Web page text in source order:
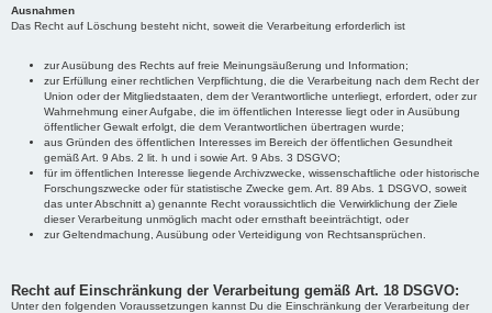
Ausnahmen
Das Recht auf Löschung besteht nicht, soweit die Verarbeitung erforderlich ist
zur Ausübung des Rechts auf freie Meinungsäußerung und Information;
zur Erfüllung einer rechtlichen Verpflichtung, die die Verarbeitung nach dem Recht der
Union oder der Mitgliedstaaten, dem der Verantwortliche unterliegt, erfordert, oder zur
Wahrnehmung einer Aufgabe, die im öffentlichen Interesse liegt oder in Ausübung
öffentlicher Gewalt erfolgt, die dem Verantwortlichen übertragen wurde;
aus Gründen des öffentlichen Interesses im Bereich der öffentlichen Gesundheit
gemäß Art. 9 Abs. 2 lit. h und i sowie Art. 9 Abs. 3 DSGVO;
für im öffentlichen Interesse liegende Archivzwecke, wissenschaftliche oder historische
Forschungszwecke oder für statistische Zwecke gem. Art. 89 Abs. 1 DSGVO, soweit
das unter Abschnitt a) genannte Recht voraussichtlich die Verwirklichung der Ziele
dieser Verarbeitung unmöglich macht oder ernsthaft beeinträchtigt, oder
zur Geltendmachung, Ausübung oder Verteidigung von Rechtsansprüchen.
Recht auf Einschränkung der Verarbeitung gemäß Art. 18 DSGVO:
Unter den folgenden Voraussetzungen kannst Du die Einschränkung der Verarbeitung der